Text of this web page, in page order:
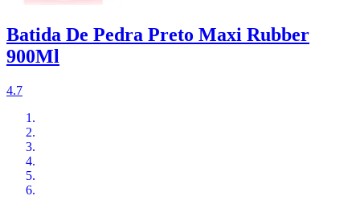
Batida De Pedra Preto Maxi Rubber
900Ml
4.7